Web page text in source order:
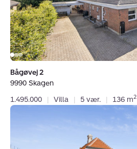
Bågøvej 2
9990 Skagen
1.495.000
| Villa | 5 vær. | 136 m2